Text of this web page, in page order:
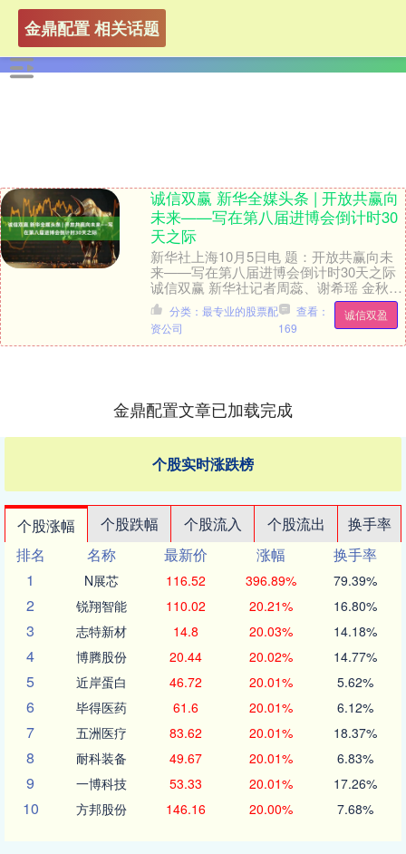
金鼎配置 相关话题
诚信双赢 新华全媒头条 | 开放共赢向
未来——写在第八届进博会倒计时30
天之际
新华社上海10月5日电 题：开放共赢向未
来——写在第八届进博会倒计时30天之际
诚信双赢 新华社记者周蕊、谢希瑶 金秋时
节，浦江潮涌。再过一个月，第八届中国
国际进....
诚信双盈
分类：最专业的股票配
资公司
查看：
169
金鼎配置文章已加载完成
个股实时涨跌榜
个股涨幅 个股跌幅 个股流入 个股流出
换手率
排名
名称 最新价 涨幅
换手率
1
N展芯 116.52 396.89% 79.39%
2 锐翔智能 110.02 20.21% 16.80%
3 志特新材 14.8 20.03% 14.18%
4 博腾股份 20.44 20.02% 14.77%
5 近岸蛋白 46.72 20.01% 5.62%
6 毕得医药 61.6 20.01% 6.12%
7 五洲医疗 83.62 20.01% 18.37%
8 耐科装备 49.67 20.01% 6.83%
9 一博科技 53.33 20.01% 17.26%
10 方邦股份 146.16 20.00% 7.68%